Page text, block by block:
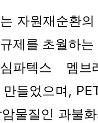
자원재순환
제를 초월하
파텍스 멤브
들었으며,
물질인 과불